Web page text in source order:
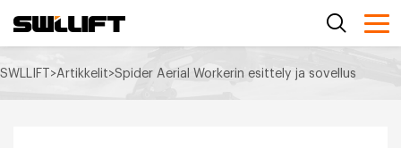
SWLLIFT>Artikkelit>Spider Aerial Workerin esittely ja sovellus